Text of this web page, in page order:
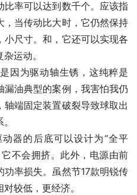
率可以达到数千个。应该指
，当传动比大时，它仍然保持
尺寸。和，它还可以实现各
运动。
因为驱动轴生锈，这纯粹是
漏油典型的案例，我害怕我仍
端固定装置破裂导致球取出
器的后底可以设计为“全平
不会拥挤。此外，电源由前
率损失。虽然节17款明锐传
较低，更经济。